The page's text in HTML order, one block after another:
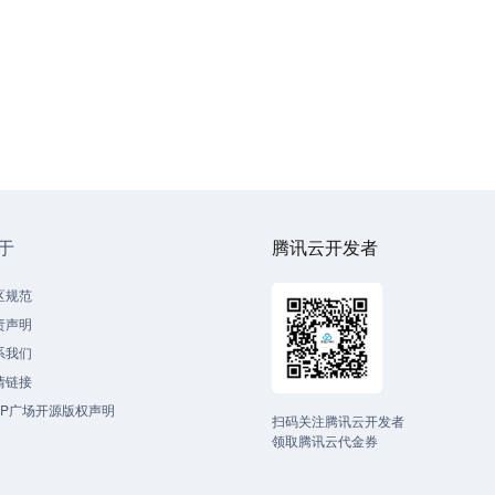
规范
声明
我们
链接
广场开源版权声明
腾讯云开发者
扫码关注腾讯云开发者
领取腾讯云代金券